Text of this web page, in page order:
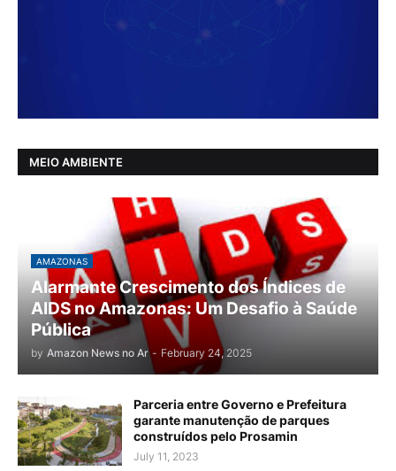
MEIO AMBIENTE
AMAZONAS
Alarmante Crescimento dos Índices de
AIDS no Amazonas: Um Desafio à Saúde
Pública
by Amazon News no Ar - February 24, 2025
Parceria entre Governo e Prefeitura
garante manutenção de parques
construídos pelo Prosamin
July 11, 2023